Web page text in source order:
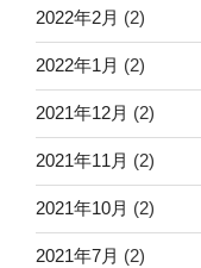
2022年2月 (2)
2022年1月 (2)
2021年12月 (2)
2021年11月 (2)
2021年10月 (2)
2021年7月 (2)